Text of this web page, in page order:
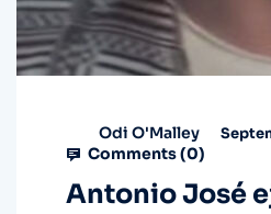
Odi O'Malley
Comments (0)
Antonio José